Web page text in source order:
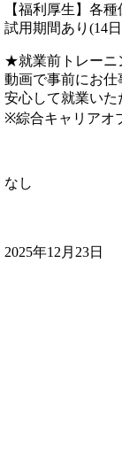
【福利厚生】各
試用期間あり(14
★就業前トレー
動画で事前にお
安心して就業いた
※綜合キャリアオ
なし
2025年12月23日